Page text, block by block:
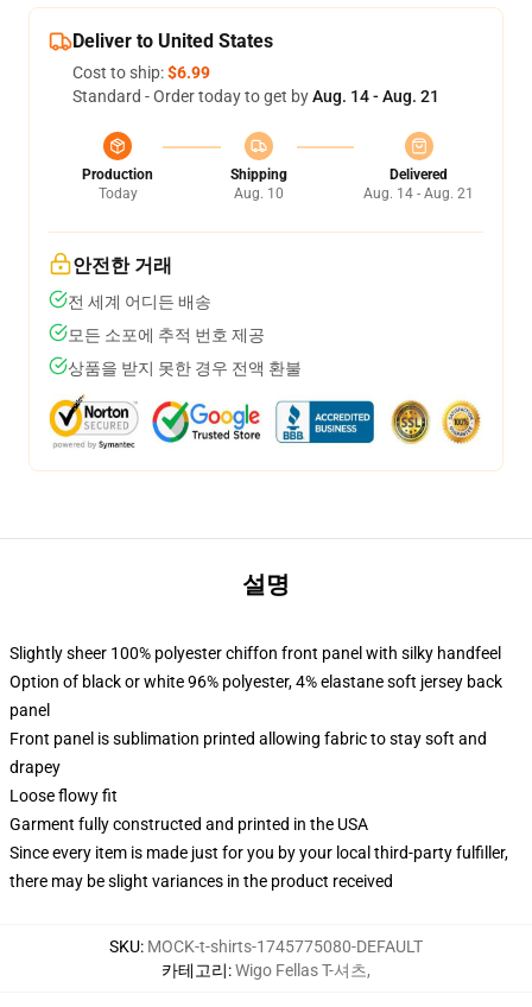
Deliver to United States
Cost to ship:$6.99
Standard - Order today to get byAug. 14 - Aug. 21
Production
Today
Shipping
Aug. 10
Delivered
Aug. 14 - Aug. 21
안전한 거래
전 세계 어디든 배송
모든 소포에 추적 번호 제공
상품을 받지 못한 경우 전액 환불
설명
Slightly sheer 100% polyester chiffon front panel with silky handfeel
Option of black or white 96% polyester, 4% elastane soft jersey back
panel
Front panel is sublimation printed allowing fabric to stay soft and
drapey
Loose flowy fit
Garment fully constructed and printed in the USA
Since every item is made just for you by your local third-party fulfiller,
there may be slight variances in the product received
SKU: MOCK-t-shirts-1745775080-DEFAULT
카테고리:Wigo Fellas T-셔츠,